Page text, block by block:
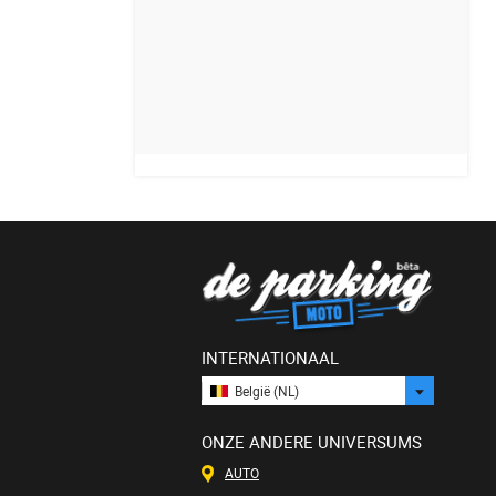
INTERNATIONAAL
België (NL)
ONZE ANDERE UNIVERSUMS
AUTO